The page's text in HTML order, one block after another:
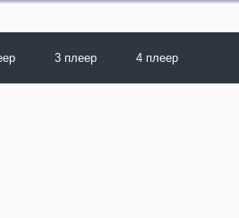
3 плеер 4 плеер